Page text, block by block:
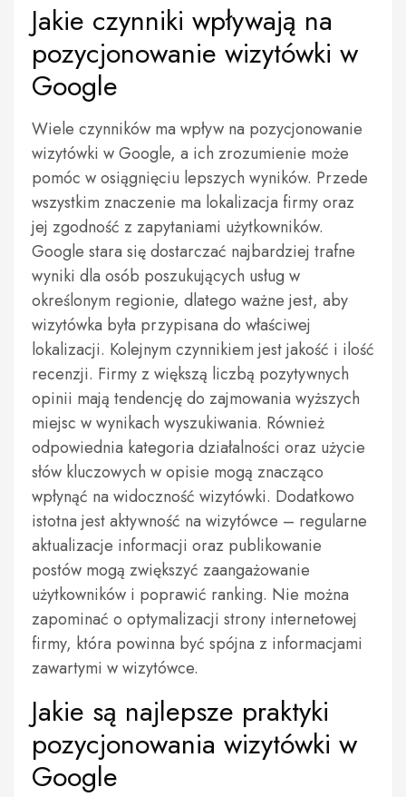
Jakie czynniki wpływają na
pozycjonowanie wizytówki w
Google
Wiele czynników ma wpływ na pozycjonowanie
wizytówki w Google, a ich zrozumienie może
pomóc w osiągnięciu lepszych wyników. Przede
wszystkim znaczenie ma lokalizacja firmy oraz
jej zgodność z zapytaniami użytkowników.
Google stara się dostarczać najbardziej trafne
wyniki dla osób poszukujących usług w
określonym regionie, dlatego ważne jest, aby
wizytówka była przypisana do właściwej
lokalizacji. Kolejnym czynnikiem jest jakość i ilość
recenzji. Firmy z większą liczbą pozytywnych
opinii mają tendencję do zajmowania wyższych
miejsc w wynikach wyszukiwania. Również
odpowiednia kategoria działalności oraz użycie
słów kluczowych w opisie mogą znacząco
wpłynąć na widoczność wizytówki. Dodatkowo
istotna jest aktywność na wizytówce – regularne
aktualizacje informacji oraz publikowanie
postów mogą zwiększyć zaangażowanie
użytkowników i poprawić ranking. Nie można
zapominać o optymalizacji strony internetowej
firmy, która powinna być spójna z informacjami
zawartymi w wizytówce.
Jakie są najlepsze praktyki
pozycjonowania wizytówki w
Google